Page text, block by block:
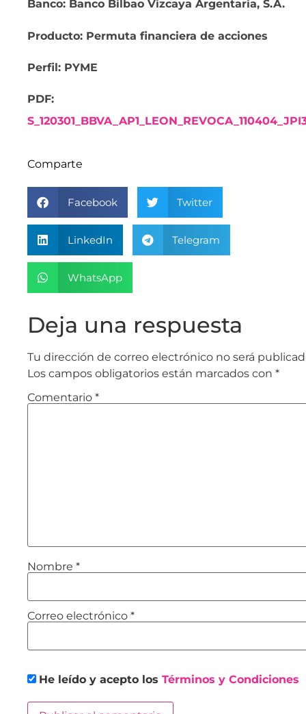
Banco: Banco Bilbao Vizcaya Argentaria, S.A.
Producto: Permuta financiera de acciones
Perfil: PYME
PDF:
Comparte
Facebook Twitter
LinkedIn Telegram
WhatsApp
Deja una respuesta
Tu dirección de correo electrónico no será
Los campos obligatorios están marcados con *
Comentario *
Nombre *
Correo electrónico *
He leído y acepto los Términos y Condiciones